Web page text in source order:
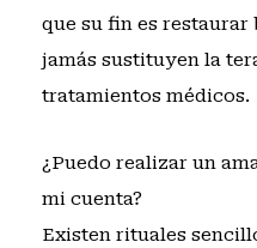
que su fin es restaurar
jamás sustituyen la
tratamientos médicos.
¿Puedo realizar un
mi cuenta?
Existen rituales